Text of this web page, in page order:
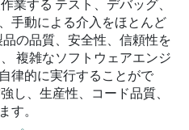
業する テスト、デバッグ、
手動による介入をほとんど
の品質、安全性、信頼性を
複雑なソフトウェアエンジ
律的に実行することがで
し、生産性、コード品質、
す。